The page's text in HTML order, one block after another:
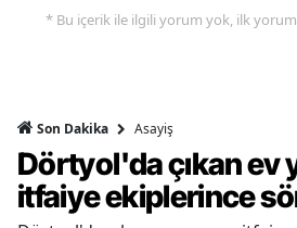
* Bu içerik ile ilgili yorum yok, ilk
Son Dakika Asayiş
Dörtyol'da çıkan ev
itfaiye ekiplerince